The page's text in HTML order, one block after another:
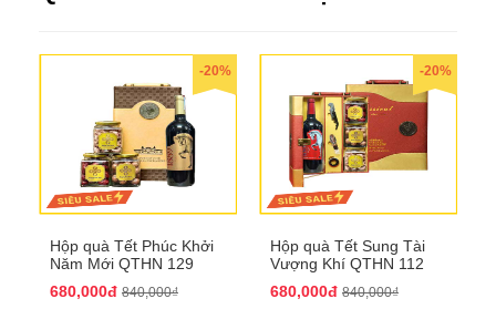
-20%
Hộp quà Tết Phúc Khởi
Năm Mới QTHN 129
680,000đ 840,000₫
-20%
Hộp quà Tết Sung Tài
Vượng Khí QTHN 112
680,000đ 840,000₫